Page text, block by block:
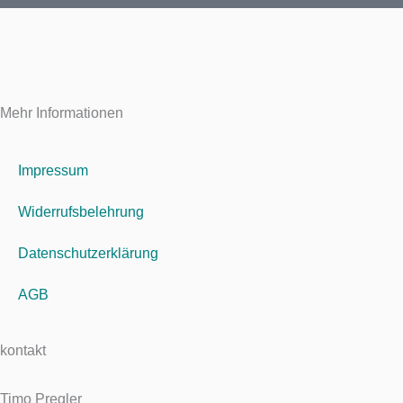
Mehr Informationen
Impressum
Widerrufsbelehrung
Datenschutzerklärung
AGB
kontakt
Timo Pregler